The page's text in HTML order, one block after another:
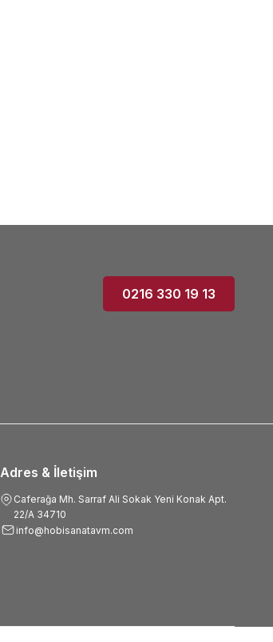
0216 330 19 13
Adres & İletişim
Caferağa Mh. Sarraf Ali Sokak Yeni Konak Apt.
22/A 34710
info@hobisanatavm.com